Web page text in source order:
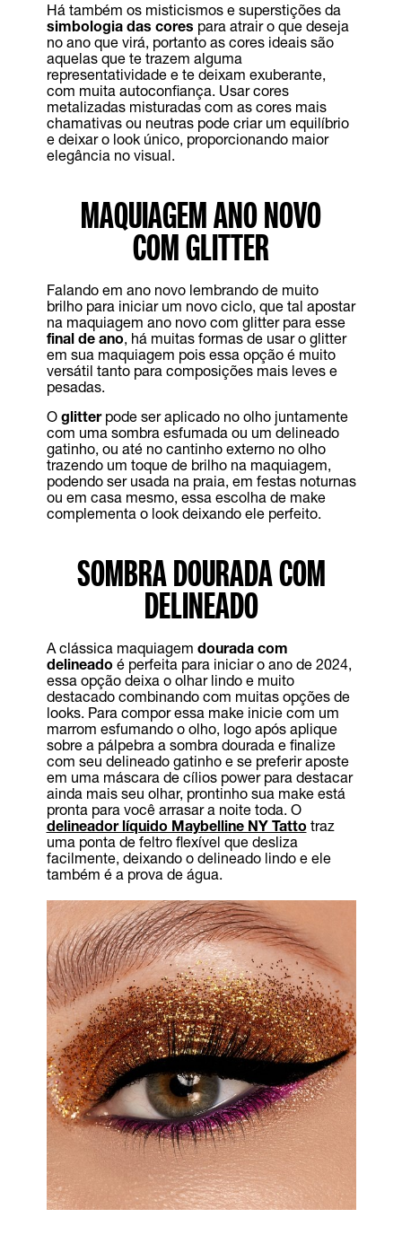
Há também os misticismos e superstições da
simbologia das cores para atrair o que deseja
no ano que virá, portanto as cores ideais são
aquelas que te trazem alguma
representatividade e te deixam exuberante,
com muita autoconfiança. Usar cores
metalizadas misturadas com as cores mais
chamativas ou neutras pode criar um equilíbrio
e deixar o look único, proporcionando maior
elegância no visual.
MAQUIAGEM ANO NOVO
COM GLITTER
Falando em ano novo lembrando de muito
brilho para iniciar um novo ciclo, que tal apostar
na maquiagem ano novo com glitter para esse
final de ano, há muitas formas de usar o glitter
em sua maquiagem pois essa opção é muito
versátil tanto para composições mais leves e
pesadas.
O glitterpode ser aplicado no olho juntamente
com uma sombra esfumada ou um delineado
gatinho, ou até no cantinho externo no olho
trazendo um toque de brilho na maquiagem,
podendo ser usada na praia, em festas noturnas
ou em casa mesmo, essa escolha de make
complementa o look deixando ele perfeito.
SOMBRA DOURADA COM
DELINEADO
A clássica maquiagem dourada com
delineadoé perfeita para iniciar o ano de 2024,
essa opção deixa o olhar lindo e muito
destacado combinando com muitas opções de
looks. Para compor essa make inicie com um
marrom esfumando o olho, logo após aplique
sobre a pálpebra a sombra dourada e finalize
com seu delineado gatinho e se preferir aposte
em uma máscara de cílios power para destacar
ainda mais seu olhar, prontinho sua make está
pronta para você arrasar a noite toda. O
delineador líquido Maybelline NY Tattotraz
uma ponta de feltro flexível que desliza
facilmente, deixando o delineado lindo e ele
também é a prova de água.